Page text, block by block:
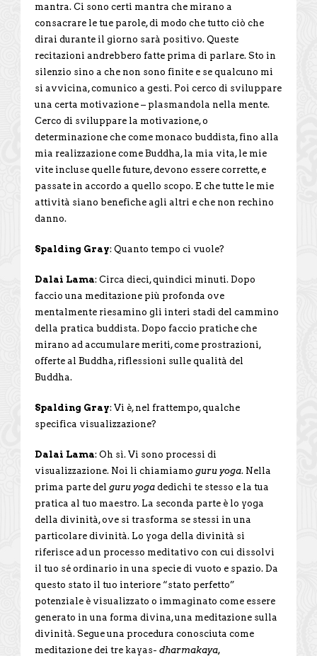
mantra. Ci sono certi mantra che mirano a
consacrare le tue parole, di modo che tutto ciò che
dirai durante il giorno sarà positivo. Queste
recitazioni andrebbero fatte prima di parlare. Sto in
silenzio sino a che non sono finite e se qualcuno mi
si avvicina, comunico a gesti. Poi cerco di sviluppare
una certa motivazione – plasmandola nella mente.
Cerco di sviluppare la motivazione, o
determinazione che come monaco buddista, fino alla
mia realizzazione come Buddha, la mia vita, le mie
vite incluse quelle future, devono essere corrette, e
passate in accordo a quello scopo. E che tutte le mie
attività siano benefiche agli altri e che non rechino
danno.
Spalding Gray: Quanto tempo ci vuole?
Dalai Lama: Circa dieci, quindici minuti. Dopo
faccio una meditazione più profonda ove
mentalmente riesamino gli interi stadi del cammino
della pratica buddista. Dopo faccio pratiche che
mirano ad accumulare meriti, come prostrazioni,
offerte al Buddha, riflessioni sulle qualità del
Buddha.
Spalding Gray: Vi è, nel frattempo, qualche
specifica visualizzazione?
Dalai Lama: Oh sì. Vi sono processi di
visualizzazione. Noi li chiamiamo guru yoga. Nella
prima parte del guru yoga dedichi te stesso e la tua
pratica al tuo maestro. La seconda parte è lo yoga
della divinità, ove si trasforma se stessi in una
particolare divinità. Lo yoga della divinità si
riferisce ad un processo meditativo con cui dissolvi
il tuo sé ordinario in una specie di vuoto e spazio. Da
questo stato il tuo interiore “stato perfetto”
potenziale è visualizzato o immaginato come essere
generato in una forma divina, una meditazione sulla
divinità. Segue una procedura conosciuta come
meditazione dei tre kayas- dharmakaya,